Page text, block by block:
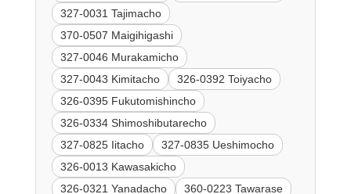
327-0031 Tajimacho
370-0507 Maigihigashi
327-0046 Murakamicho
327-0043 Kimitacho
326-0392 Toiyacho
326-0395 Fukutomishincho
326-0334 Shimoshibutarecho
327-0825 Iitacho
327-0835 Ueshimocho
326-0013 Kawasakicho
326-0321 Yanadacho
360-0223 Tawarase